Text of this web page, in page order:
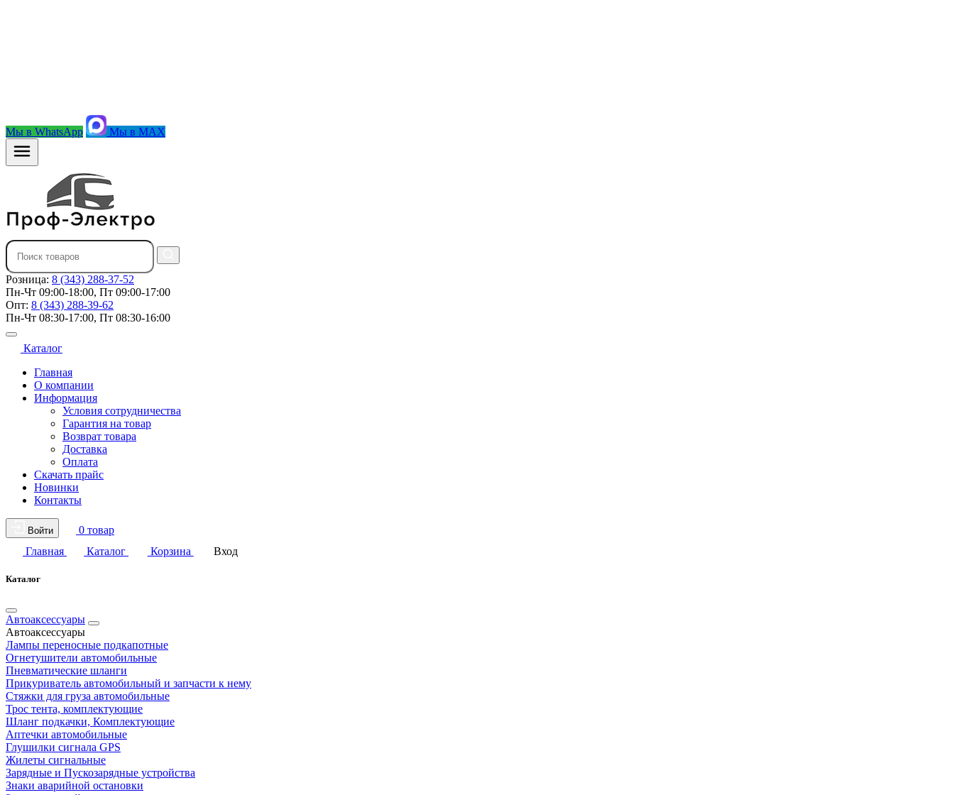
Мы в WhatsApp Мы в MAX
Розница: 8 (343) 288-37-52
Пн-Чт 09:00-18:00, Пт 09:00-17:00
Опт: 8 (343) 288-39-62
Пн-Чт 08:30-17:00, Пт 08:30-16:00
Каталог
Главная
О компании
Информация
Условия сотрудничества
Гарантия на товар
Возврат товара
Доставка
Оплата
Скачать прайс
Новинки
Контакты
Войти
0 товар
Главная
Каталог Корзина Вход
Каталог
Автоаксессуары
Автоаксессуары
Лампы переносные подкапотные
Огнетушители автомобильные
Пневматические шланги
Прикуриватель автомобильный и запчасти к нему
Стяжки для груза автомобильные
Трос тента, комплектующие
Шланг подкачки, Комплектующие
Аптечки автомобильные
Глушилки сигнала GPS
Жилеты сигнальные
Зарядные и Пускозарядные устройства
Знаки аварийной остановки